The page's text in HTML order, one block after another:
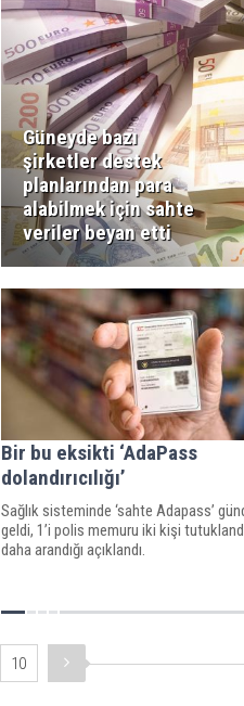
Güneyde bazı
şirketler destek
planlarından para
alabilmek için sahte
veriler beyan etti
Bir bu eksikti ‘AdaPass
dolandırıcılığı’
Sağlık sisteminde ‘sahte Adapass’
geldi, 1’i polis memuru iki kişi
daha arandığı açıklandı.
10